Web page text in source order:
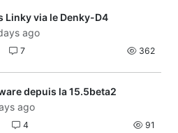
Linky via le Denky-D4
ago
7 362
depuis la 15.5beta2
ago
4 91